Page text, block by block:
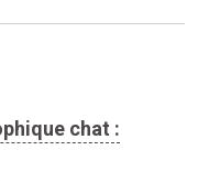
chat :